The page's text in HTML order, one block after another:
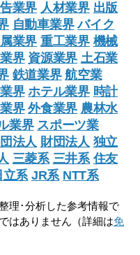
業界 人材業界 出版
自動車業界 バイク
業界 重工業界 機械
界 資源業界 土石業
鉄道業界 航空業
界 ホテル業界 時計
界 外食業界 農林水
業界 スポーツ業
法人 財団法人 独立
三菱系 三井系 住友
立系 JR系 NTT系
理･分析した参考情報で
はありません（詳細は免